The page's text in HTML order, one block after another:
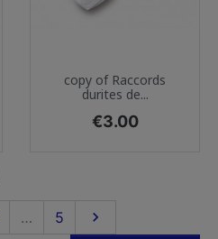
copy of Raccords
durites de...
Price
€3.00
… 5 Next
